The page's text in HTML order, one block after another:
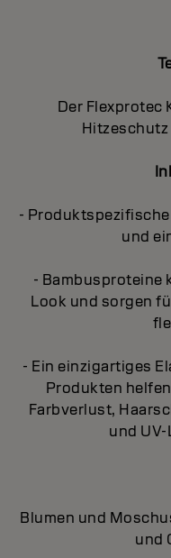
Der Flexprotec
-
und
- Bambusproteine
Look und sorgen
- Ein einzigartiges
Produkten
Farbverlust,
und
Blumen und
und